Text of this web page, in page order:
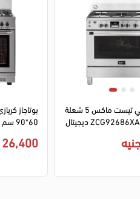
26,400 جنيه
بوتاجاز زانوسي تيست ماكس 5 شعلة
90×60 سم ZCG92686XA ديجيتال
1 2